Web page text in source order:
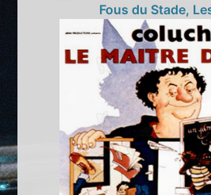
Fous du Stade,